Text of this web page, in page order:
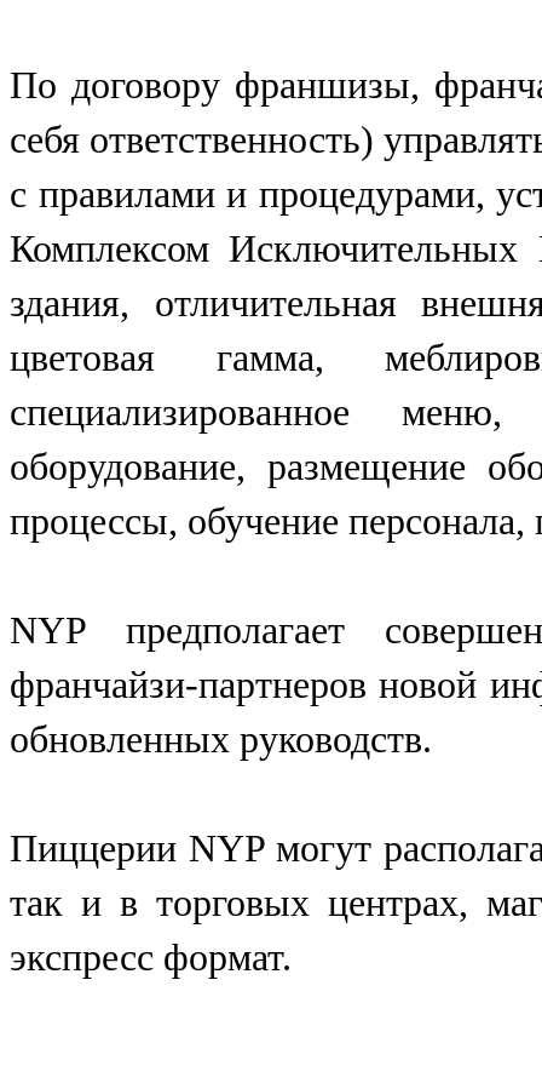
По договору франшизы,
себя ответственность)
с правилами и процедурами,
Комплексом
здания, отличительная
цветовая гамма,
специализированное
оборудование, размещение
процессы, обучение
NYP предполагает
франчайзи-партнеров новой
обновленных руководств.
Пиццерии NYP могут
так и в торговых центрах,
экспресс формат.